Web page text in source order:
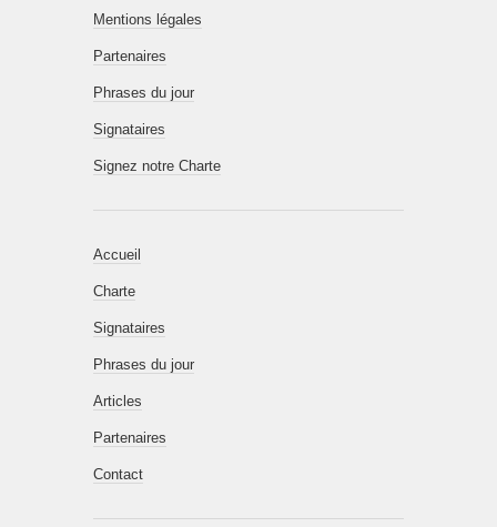
Mentions légales
Partenaires
Phrases du jour
Signataires
Signez notre Charte
Accueil
Charte
Signataires
Phrases du jour
Articles
Partenaires
Contact